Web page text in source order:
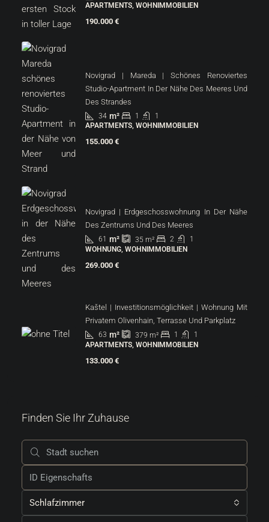
APARTMENTS, WOHNIMMOBILIEN
190.000 €
Novigrad | Mareda | Schönes Renoviertes
Studio-Apartment In Der Nähe Des Meeres Und
Des Strandes
34 m² 1
1
APARTMENTS, WOHNIMMOBILIEN
155.000 €
Novigrad | Erdgeschosswohnung In Der Nähe
Des Zentrums Und Des Meeres
61 m² 35 m² 2
1
WOHNUNG, WOHNIMMOBILIEN
269.000 €
Kaštel | Investitionsmöglichkeit | Wohnung Mit
Privatem Olivenhain, Terrasse Und Parkplatz
63 m² 379 m² 1
1
APARTMENTS, WOHNIMMOBILIEN
133.000 €
Finden Sie Ihr Zuhause
Schlafzimmer